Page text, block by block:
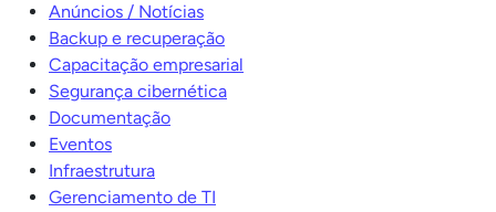
Anúncios / Notícias
Backup e recuperação
Capacitação empresarial
Segurança cibernética
Documentação
Eventos
Infraestrutura
Gerenciamento de TI